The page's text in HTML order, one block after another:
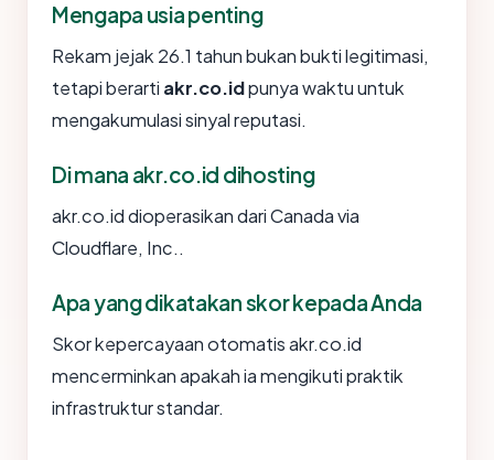
Mengapa usia penting
Rekam jejak 26.1 tahun bukan bukti legitimasi,
tetapi berarti akr.co.idpunya waktu untuk
mengakumulasi sinyal reputasi.
Di mana akr.co.id dihosting
akr.co.id dioperasikan dari Canada via
Cloudflare, Inc..
Apa yang dikatakan skor kepada Anda
Skor kepercayaan otomatis akr.co.id
mencerminkan apakah ia mengikuti praktik
infrastruktur standar.